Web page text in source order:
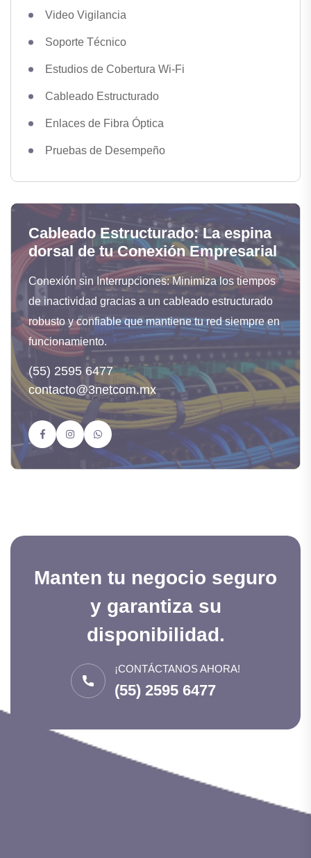
Video Vigilancia
Soporte Técnico
Estudios de Cobertura Wi-Fi
Cableado Estructurado
Enlaces de Fibra Óptica
Pruebas de Desempeño
Cableado Estructurado: La espina
dorsal de tu Conexión Empresarial
Conexión sin Interrupciones: Minimiza los tiempos
de inactividad gracias a un cableado estructurado
robusto y confiable que mantiene tu red siempre en
funcionamiento.
(55) 2595 6477
contacto@3netcom.mx
Manten tu negocio seguro
y garantiza su
disponibilidad.
¡CONTÁCTANOS AHORA!
(55) 2595 6477